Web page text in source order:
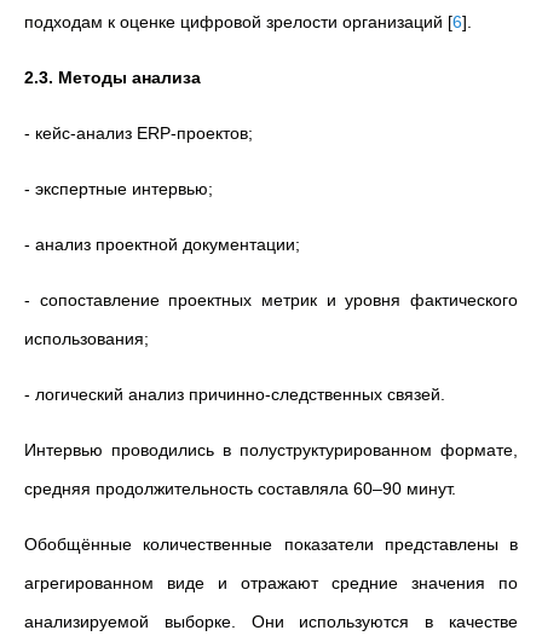
подходам к оценке цифровой зрелости организаций [6]
2.3. Методы анализа
- кейс-анализ ERP-проектов;
- экспертные интервью;
- анализ проектной документации;
- сопоставление проектных метрик и уровня фактического
использования;
- логический анализ причинно-следственных связей.
Интервью проводились в полуструктурированном формате,
средняя продолжительность составляла 60–90 минут.
Обобщённые количественные показатели представлены в
агрегированном виде и отражают средние значения по
анализируемой выборке. Они используются в качестве